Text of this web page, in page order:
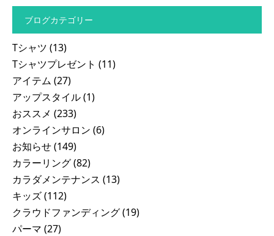
ブログカテゴリー
Tシャツ (13)
Tシャツプレゼント (11)
アイテム (27)
アップスタイル(1)
おススメ (233)
オンラインサロン (6)
お知らせ(149)
カラーリング(82)
カラダメンテナンス (13)
キッズ(112)
クラウドファンディング(19)
パーマ (27)